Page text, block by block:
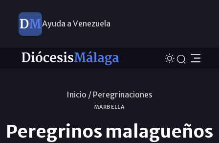
Ayuda a Venezuela
Inicio / Peregrinaciones
MARBELLA
Peregrinos malagueños